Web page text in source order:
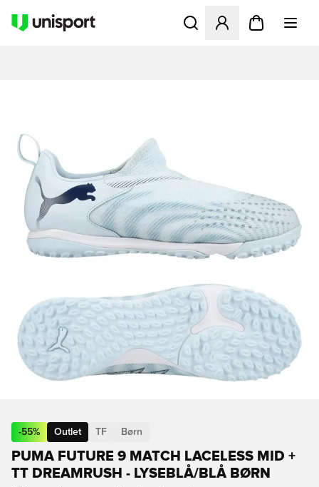
Åbner en Modal til at
-55% Outlet TF Børn
PUMA FUTURE 9 MATCH LACELESS MID +
TT DREAMRUSH - LYSEBLÅ/BLÅ BØRN